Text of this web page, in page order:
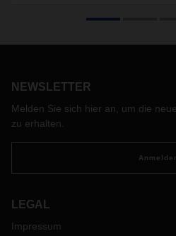
paneuropäische
NEWSLETTER
Melden Sie sich hier an, um die
zu erhalten.
LEGAL
Impressum